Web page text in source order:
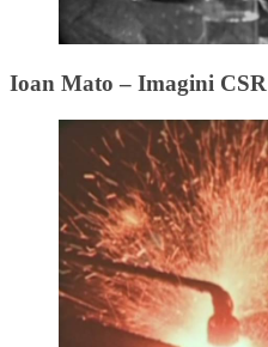
Ioan Mato – Imagini CSR